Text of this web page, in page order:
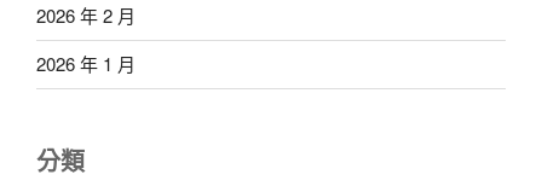
2026 年 2 月
2026 年 1 月
分類